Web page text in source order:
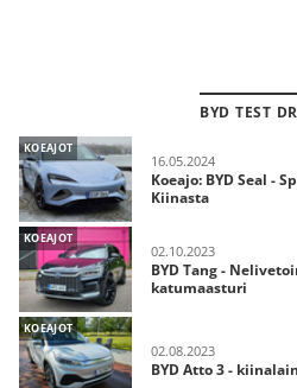
BYD TEST
KOEAJOT
16.05.2024
Koeajo: BYD Seal -
Kiinasta
KOEAJOT
02.10.2023
BYD Tang -
katumaasturi
KOEAJOT
02.08.2023
BYD Atto 3 -